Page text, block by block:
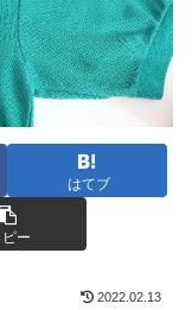
はてブ
ピー
2022.02.13